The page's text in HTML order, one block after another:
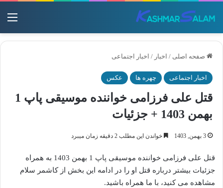
صفحه اصلی / اخبار / اخبار اجتماعی
اخبار اجتماعی چهره ها عکس
قتل علی فرزامی خواننده موسیقی پاپ 1
بهمن 1403 + جزئیات
3 بهمن, 1403 خواندن این مطلب 2 دقیقه زمان میبرد
قتل علی فرزامی خواننده موسیقی پاپ 1 بهمن 1403 به همراه
جزئیات بیشتر درباره قتل او را در ادامه این بخش از کاشمر سلام
مشاهده می کنید، با ما همراه باشید.